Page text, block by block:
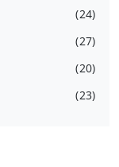
24
27
20
23